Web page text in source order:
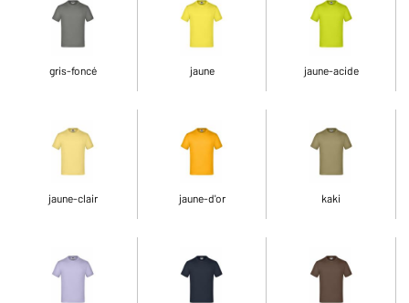
gris-foncé jaune jaune-acide
jaune-clair jaune-d'or kaki